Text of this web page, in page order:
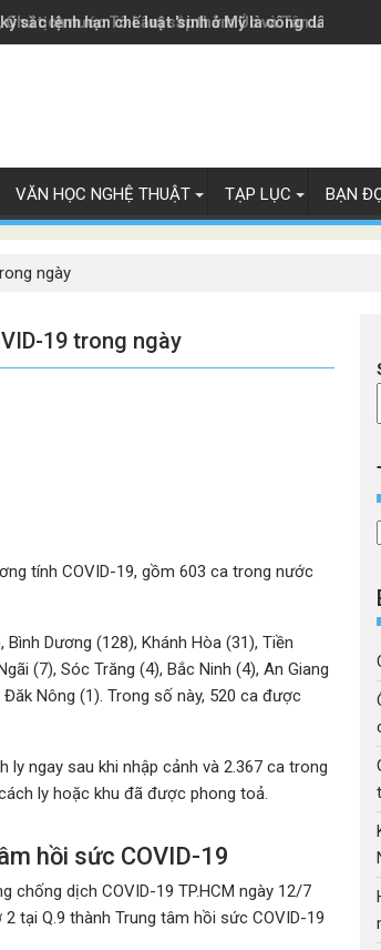
sắc lệnh hạn chế luật 'sinh ở Mỹ là công dân Mỹ'
tịch nước Tô Lâm sắp thăm Úc và Tân Lây Lan
VĂN HỌC NGHỆ THUẬT TẠP LỤC BẠN
ngày
19 trong ngày
tính COVID-19, gồm 603 ca trong nước
Dương (128), Khánh Hòa (31), Tiền
(7), Sóc Trăng (4), Bắc Ninh (4), An Giang
Nông (1). Trong số này, 520 ca được
ly ngay sau khi nhập cảnh và 2.367 ca trong
ly hoặc khu đã được phong toả.
hồi sức COVID-19
chống dịch COVID-19 TP.HCM ngày 12/7
tại Q.9 thành Trung tâm hồi sức COVID-19